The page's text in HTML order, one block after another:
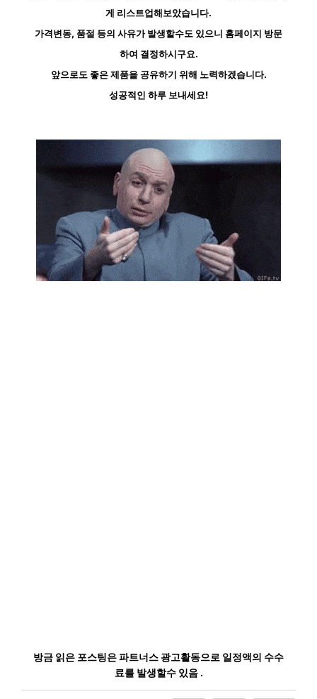
게 리스트업해보았습니다.
가격변동, 품절 등의 사유가 발생할수도 있으니 홈페이지 방문
하여 결정하시구요.
앞으로도 좋은 제품을 공유하기 위해 노력하겠습니다.
성공적인 하루 보내세요!
방금 읽은 포스팅은 파트너스 광고활동으로 일정액의 수수
료를 발생할수 있음 .